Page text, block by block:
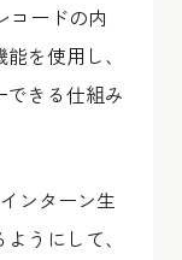
コードの内
を使用し、
できる仕組み
ンターン生
うにして、